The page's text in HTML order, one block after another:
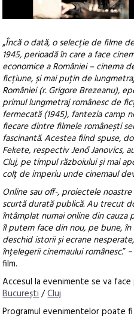
„Încă o dată, o selecție de filme
1945, perioadă în care a face
economice a României – cinema
ficțiune, și mai puțin de
României (r. Grigore Brezeanu),
primul lungmetraj românesc de
fermecată (1945), fantezia camp
fiecare dintre filmele românești
fascinantă. Acestea fiind spuse,
Fekete, respectiv Jenő Janovics,
Cluj, pe timpul războiului și mai
colț de imperiu unde cinemaul
Online sau off-, proiectele
scurtă durată publică. Au trecut
întâmplat numai online din cauza
îl putem face din nou, pe bune,
deschid istorii și ecrane
înțelegerii cinemaului românesc.”
film.
Accesul la evenimente se va
București/Cluj
Programul evenimentelor poate